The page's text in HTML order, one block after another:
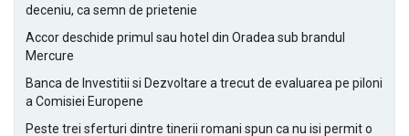
deceniu, ca semn de prietenie
Accor deschide primul sau hotel din Oradea sub brandul
Mercure
Banca de Investitii si Dezvoltare a trecut de evaluarea pe piloni
a Comisiei Europene
Peste trei sferturi dintre tinerii romani spun ca nu isi permit o